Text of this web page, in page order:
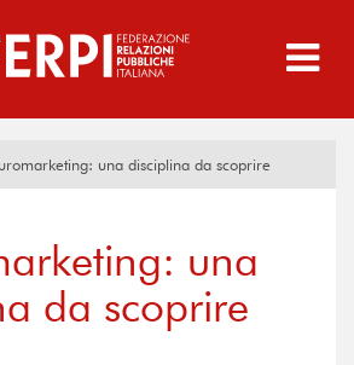
una disciplina da scoprire
una
da scoprire